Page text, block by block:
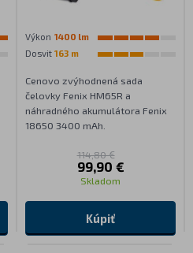
Výkon 1400 lm
Dosvit 163 m
Cenovo zvýhodnená sada
čelovky Fenix HM65R a
náhradného akumulátora Fenix
18650 3400 mAh.
114,80 €
99,90 €
Skladom
Kúpiť